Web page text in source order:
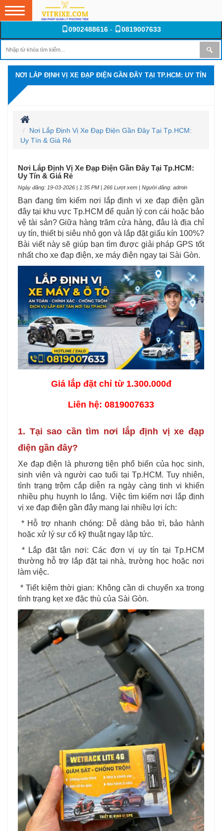
0902488616- 0819007633
NƠI LẮP ĐỊNH VỊ XE ĐẠP ĐIỆN GẦN ĐÂY TẠI TP.HCM: UY TÍN
& GIÁ RẺ
Nơi Lắp Định Vị Xe Đạp Điện Gần Đây Tại Tp.HCM:
Uy Tín & Giá Rẻ
Nơi Lắp Định Vị Xe Đạp Điện Gần Đây Tại Tp.HCM:
Uy Tín & Giá Rẻ
Ngày đăng: 19-03-2026 | 1:35 PM | 266 Lượt xem | Người đăng: admin
Bạn đang tìm kiếm nơi lắp định vị xe đạp điện gần
đây tại khu vực Tp.HCM để quản lý con cái hoặc bảo
vệ tài sản? Giữa hàng trăm cửa hàng, đâu là địa chỉ
uy tín, thiết bị siêu nhỏ gọn và lắp đặt giấu kín 100%?
Bài viết này sẽ giúp bạn tìm được giải pháp GPS tốt
nhất cho xe đạp điện, xe máy điện ngay tại Sài Gòn.
Giá lắp đặt chỉ từ 1.300.000đ
Liên hệ: 0819007633
1. Tại sao cần tìm nơi lắp định vị xe đạp
điện gần đây?
Xe đạp điện là phương tiện phổ biến của học sinh,
sinh viên và người cao tuổi tại Tp.HCM. Tuy nhiên,
tình trạng trộm cắp diễn ra ngày càng tinh vi khiến
nhiều phụ huynh lo lắng. Việc tìm kiếm nơi lắp định
vị xe đạp điện gần đây mang lại nhiều lợi ích:
* Hỗ trợ nhanh chóng: Dễ dàng bảo trì, bảo hành
hoặc xử lý sự cố kỹ thuật ngay lập tức.
* Lắp đặt tận nơi: Các đơn vị uy tín tại Tp.HCM
thường hỗ trợ lắp đặt tại nhà, trường học hoặc nơi
làm việc.
* Tiết kiệm thời gian: Không cần di chuyển xa trong
tình trạng kẹt xe đặc thù của Sài Gòn.